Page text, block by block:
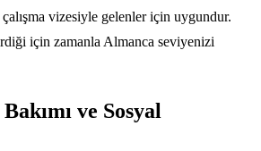
vizesiyle gelenler için uygundur.
için zamanla Almanca seviyenizi
ve Sosyal